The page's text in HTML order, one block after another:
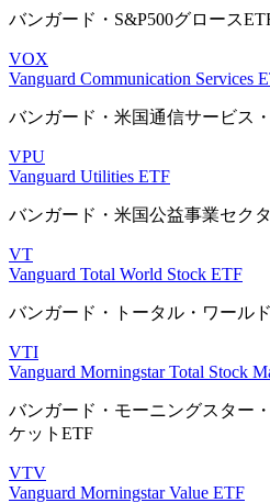
バンガード・S&P500グロース
VOX
Vanguard Communication Services
バンガード・米国通信サービス
VPU
Vanguard Utilities ETF
バンガード・米国公益事業セク
VT
Vanguard Total World Stock ETF
バンガード・トータル・ワール
VTI
Vanguard Morningstar Total Stock
バンガード・モーニングスター
ケットETF
VTV
Vanguard Morningstar Value ETF